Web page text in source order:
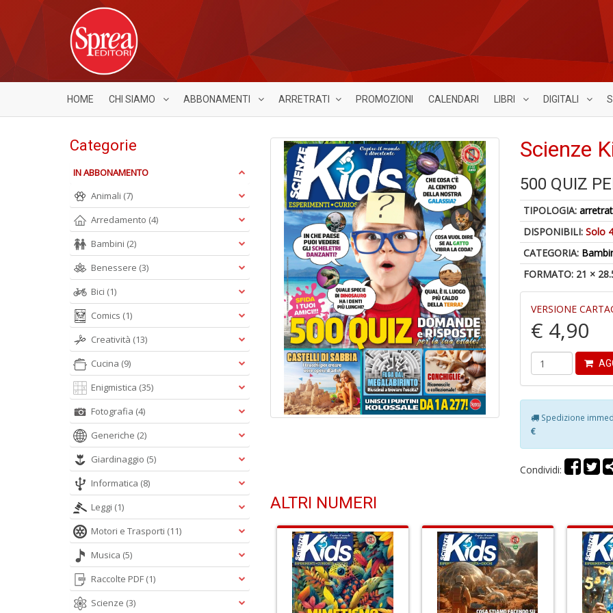
HOME CHI SIAMO ABBONAMENTI ARRETRATI PROMOZIONI CALENDARI LIBRI DIGITALI
Scienze
500 QUIZ
TIPOLOGIA:
DISPONIBILI:Solo
CATEGORIA:
FORMATO: 21 ×
VERSIONE
€ 4,90
Spedizione
€
Condividi:
ALTRI NUMERI
Categorie
IN ABBONAMENTO
Animali (7)
Arredamento (4)
Bambini (2)
Benessere (3)
Bici (1)
Comics (1)
Creatività (13)
Cucina (9)
Enigmistica (35)
Fotografia (4)
Generiche (2)
Giardinaggio (5)
Informatica (8)
Leggi (1)
Motori e Trasporti (11)
Musica (5)
Raccolte PDF (1)
Scienze (3)